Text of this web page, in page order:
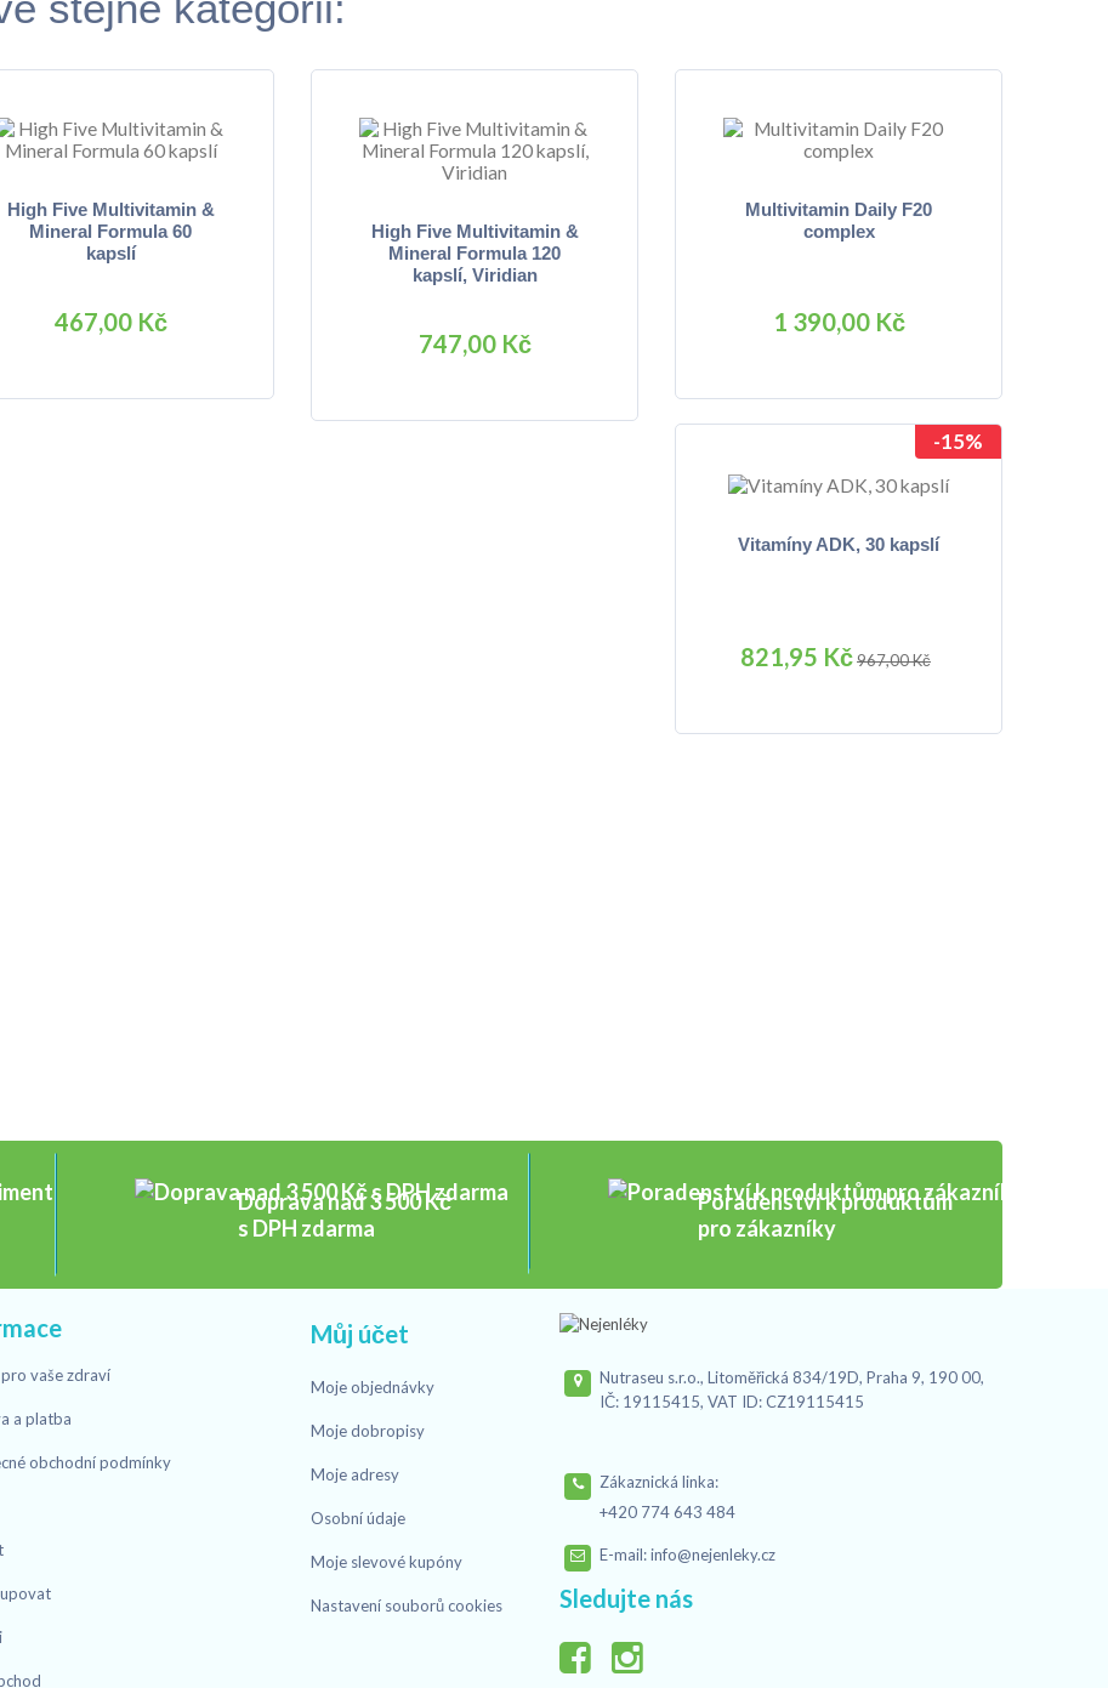
High Five Multivitamin &
Mineral Formula 60
kapslí
467,00 Kč
High Five Multivitamin &
Mineral Formula 120
kapslí, Viridian
747,00 Kč
Multivitamin Daily F20
complex
1 390,00 Kč
Vitamíny ADK, 30 kapslí
821,95 Kč967,00 Kč
-15%
Doprava nad 3 500 Kč
s DPH zdarma
Poradenství k produktům
pro zákazníky
vaše zdraví
a platba
obchodní podmínky
Můj účet
Moje objednávky
Moje dobropisy
Moje adresy
Osobní údaje
Moje slevové kupóny
Nastavení souborů cookies
Nutraseu s.r.o., Litoměřická 834/19D, Praha 9, 190 00,
IČ: 19115415, VAT ID: CZ19115415
Zákaznická linka:
+420 774 643 484
E-mail:info@nejenleky.cz
Sledujte nás